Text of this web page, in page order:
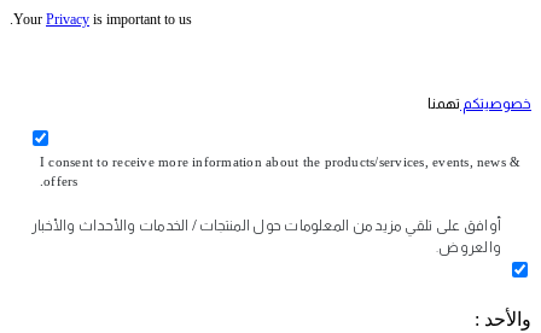
Your Privacy is important to us.
خصوصيتكم تهمنا
I consent to receive more information about the products/services, events, news &
offers.
أوافق على تلقي مزيد من المعلومات حول المنتجات / الخدمات والأحداث والأخبار
والعروض.
والأحد :